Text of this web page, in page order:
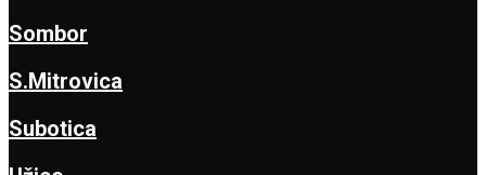
Sombor
S.Mitrovica
Subotica